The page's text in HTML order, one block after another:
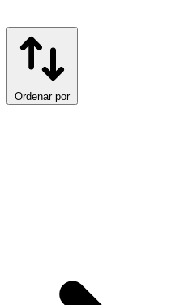
Ordenar por